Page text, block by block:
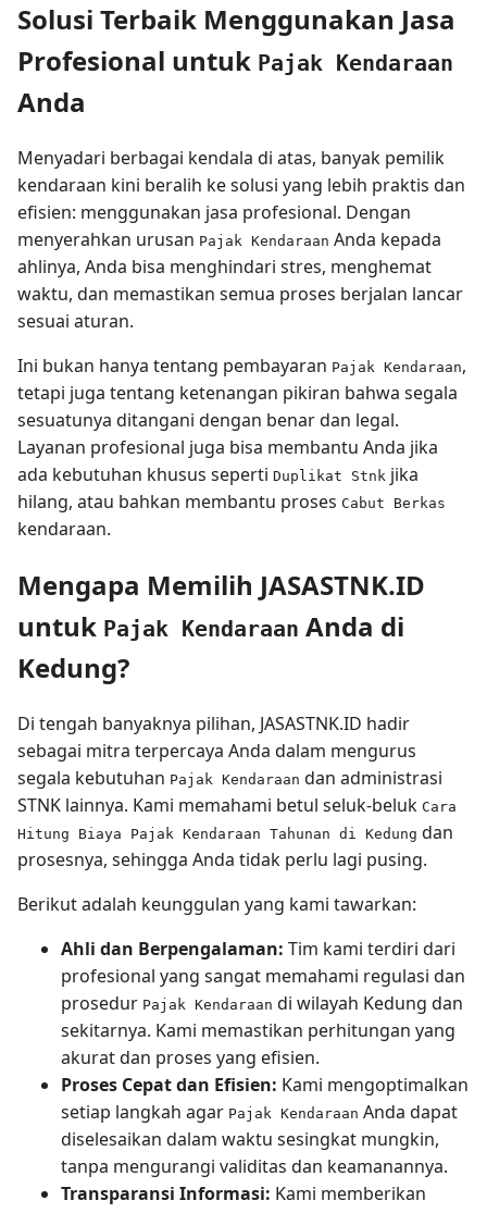
Solusi Terbaik Menggunakan Jasa
Profesional untuk Pajak Kendaraan
Anda
Menyadari berbagai kendala di atas, banyak pemilik
kendaraan kini beralih ke solusi yang lebih praktis dan
efisien: menggunakan jasa profesional. Dengan
menyerahkan urusan Pajak Kendaraan Anda kepada
ahlinya, Anda bisa menghindari stres, menghemat
waktu, dan memastikan semua proses berjalan lancar
sesuai aturan.
Ini bukan hanya tentang pembayaran Pajak Kendaraan,
tetapi juga tentang ketenangan pikiran bahwa segala
sesuatunya ditangani dengan benar dan legal.
Layanan profesional juga bisa membantu Anda jika
ada kebutuhan khusus seperti Duplikat Stnk jika
hilang, atau bahkan membantu proses Cabut Berkas
kendaraan.
Mengapa Memilih JASASTNK.ID
untuk Pajak Kendaraan Anda di
Kedung?
Di tengah banyaknya pilihan, JASASTNK.ID hadir
sebagai mitra terpercaya Anda dalam mengurus
segala kebutuhan Pajak Kendaraan dan administrasi
STNK lainnya. Kami memahami betul seluk-beluk Cara
Hitung Biaya Pajak Kendaraan Tahunan di Kedung dan
prosesnya, sehingga Anda tidak perlu lagi pusing.
Berikut adalah keunggulan yang kami tawarkan:
Ahli dan Berpengalaman: Tim kami terdiri dari
profesional yang sangat memahami regulasi dan
prosedur Pajak Kendaraan di wilayah Kedung dan
sekitarnya. Kami memastikan perhitungan yang
akurat dan proses yang efisien.
Proses Cepat dan Efisien: Kami mengoptimalkan
setiap langkah agar Pajak Kendaraan Anda dapat
diselesaikan dalam waktu sesingkat mungkin,
tanpa mengurangi validitas dan keamanannya.
Transparansi Informasi: Kami memberikan